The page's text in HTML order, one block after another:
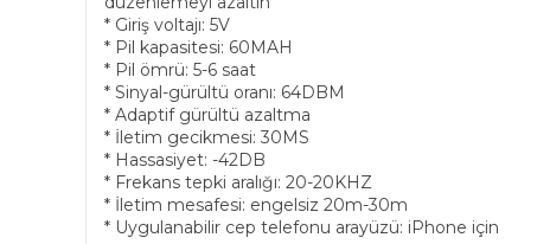
* Giriş voltajı: 5V
* Pil kapasitesi: 60MAH
* Pil ömrü: 5-6 saat
* Sinyal-gürültü oranı: 64DBM
* Adaptif gürültü azaltma
* İletim gecikmesi: 30MS
* Hassasiyet: -42DB
* Frekans tepki aralığı: 20-20KHZ
* İletim mesafesi: engelsiz 20m-30m
* Uygulanabilir cep telefonu arayüzü: iPhone için